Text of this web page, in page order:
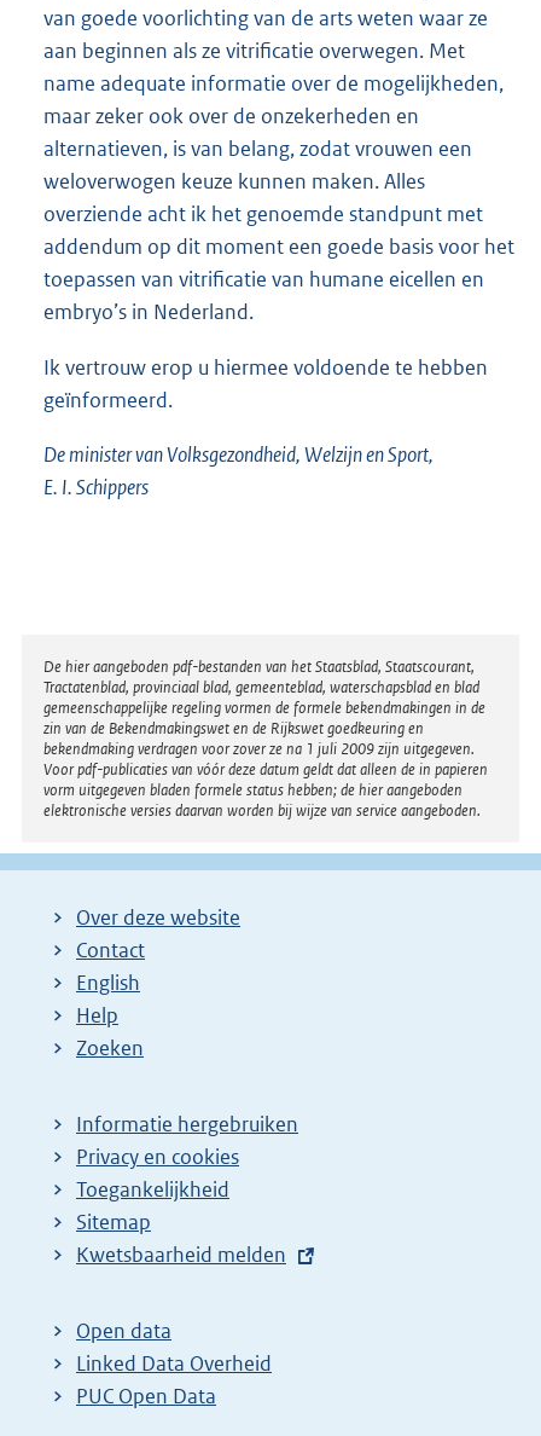
van goede voorlichting van de arts weten waar ze
aan beginnen als ze vitrificatie overwegen. Met
name adequate informatie over de mogelijkheden,
maar zeker ook over de onzekerheden en
alternatieven, is van belang, zodat vrouwen een
weloverwogen keuze kunnen maken. Alles
overziende acht ik het genoemde standpunt met
addendum op dit moment een goede basis voor het
toepassen van vitrificatie van humane eicellen en
embryo’s in Nederland.
Ik vertrouw erop u hiermee voldoende te hebben
geïnformeerd.
De minister van Volksgezondheid, Welzijn en Sport,
E. I. Schippers
Disclaimer
De hier aangeboden pdf-bestanden van het Staatsblad, Staatscourant,
Tractatenblad, provinciaal blad, gemeenteblad, waterschapsblad en blad
gemeenschappelijke regeling vormen de formele bekendmakingen in de
zin van de Bekendmakingswet en de Rijkswet goedkeuring en
bekendmaking verdragen voor zover ze na 1 juli 2009 zijn uitgegeven.
Voor pdf-publicaties van vóór deze datum geldt dat alleen de in papieren
vorm uitgegeven bladen formele status hebben; de hier aangeboden
elektronische versies daarvan worden bij wijze van service aangeboden.
Over deze website
Contact
English
Help
Zoeken
Informatie hergebruiken
Privacy en cookies
Toegankelijkheid
Sitemap
E
t
e
r
Kwetsbaarheid melden
Open data
Linked Data Overheid
PUC Open Data